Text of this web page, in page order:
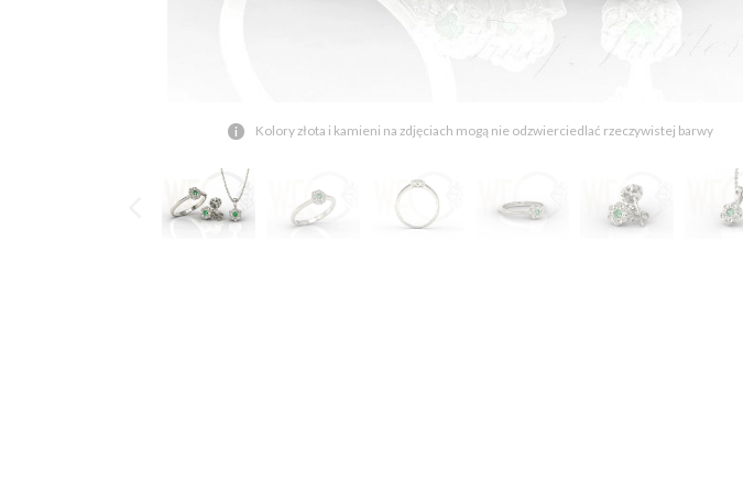
Kolory złota i kamieni na zdjęciach mogą nie odzwierciedlać rzeczywistej barwy